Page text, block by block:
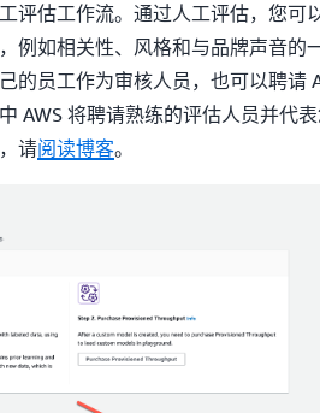
评估工作流。通过人工评估，您可
例如相关性、风格和与品牌声音的
的员工作为审核人员，也可以聘请
AWS 将聘请熟练的评估人员并代
请阅读博客。